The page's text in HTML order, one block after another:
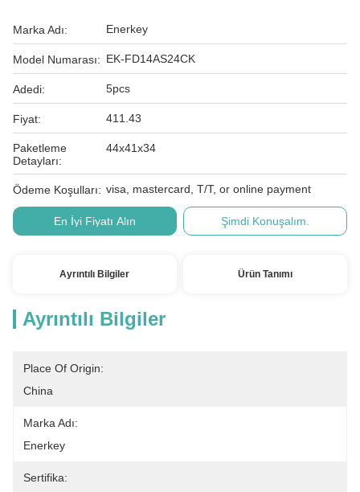
Marka Adı: Enerkey
Model Numarası: EK-FD14AS24CK
Adedi: 5pcs
Fiyat: 411.43
Paketleme
Detayları:
44x41x34
Ödeme Koşulları: visa, mastercard, T/T, or online payment
En İyi Fiyatı Alın Şimdi Konuşalım.
Ayrıntılı Bilgiler Ürün Tanımı
Ayrıntılı Bilgiler
Place Of Origin:
China
Marka Adı:
Enerkey
Sertifika: